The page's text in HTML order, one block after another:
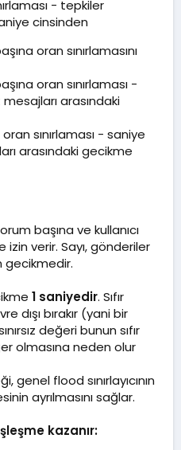
- tepkiler
cinsinden
oran sınırlamasını
oran sınırlaması -
arasındaki
sınırlaması - saniye
arasındaki gecikme
başına ve kullanıcı
verir. Sayı, gönderiler
gecikmedir.
1 saniyedir. Sıfır
dışı bırakır (yani bir
değeri bunun sıfır
olmasına neden olur
flood sınırlayıcının
ayrılmasını sağlar.
kazanır: